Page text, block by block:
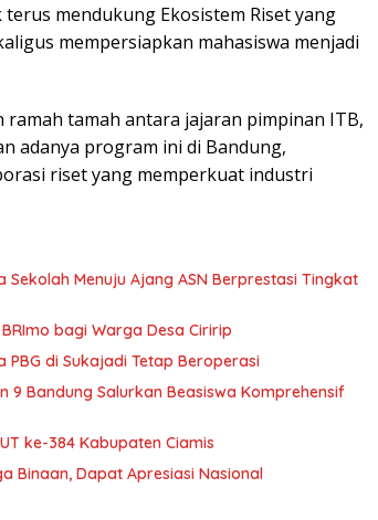
mendukung Ekosistem Riset yang
mempersiapkan mahasiswa menjadi
tamah antara jajaran pimpinan ITB,
adanya program ini di Bandung,
riset yang memperkuat industri
Sekolah Menuju Ajang ASN Berprestasi Tingkat
bagi Warga Desa Ciririp
di Sukajadi Tetap Beroperasi
9 Bandung Salurkan Beasiswa Komprehensif
ke-384 Kabupaten Ciamis
Binaan, Dapat Apresiasi Nasional